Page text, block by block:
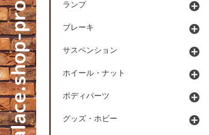
ランプ
ブレーキ
サスペンション
ホイール・ナット
ボディパーツ
グッズ・ホビー